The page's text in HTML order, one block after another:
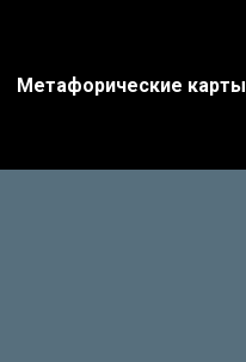
Метафорические карты